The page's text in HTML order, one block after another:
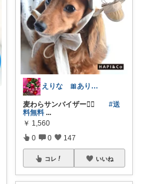
えりな 🎀ありがとうございます🎀🙇
麦わらサンバイザー🐕‍🦺 #送
料無料 ...
￥ 1,560
0 0 147
コレ いいね